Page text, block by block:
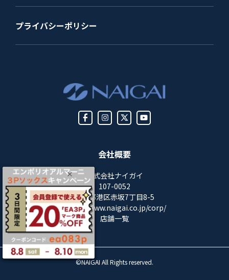
会社概要
株式会社ナイガイ
107-0052
東京都港区赤坂7丁目8-5
https://www.naigai.co.jp/corp/
店舗一覧
プライバシーポリシー
©NAIGAI All Rights reserved.